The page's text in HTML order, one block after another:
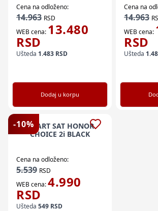
Cena na odloženo:
14.963 RSD
WEB cena: 13.480
RSD
Ušteda 1.483 RSD
Dodaj u korpu
Cena na
14.963
WEB cena:
RSD
Ušteda
-10%
SMART SAT HONOR
CHOICE 2i BLACK
Cena na odloženo:
5.539 RSD
WEB cena:4.990
RSD
Ušteda 549 RSD